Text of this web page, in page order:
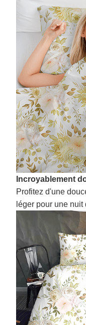
Incroyablement
Profitez d'une
léger pour une